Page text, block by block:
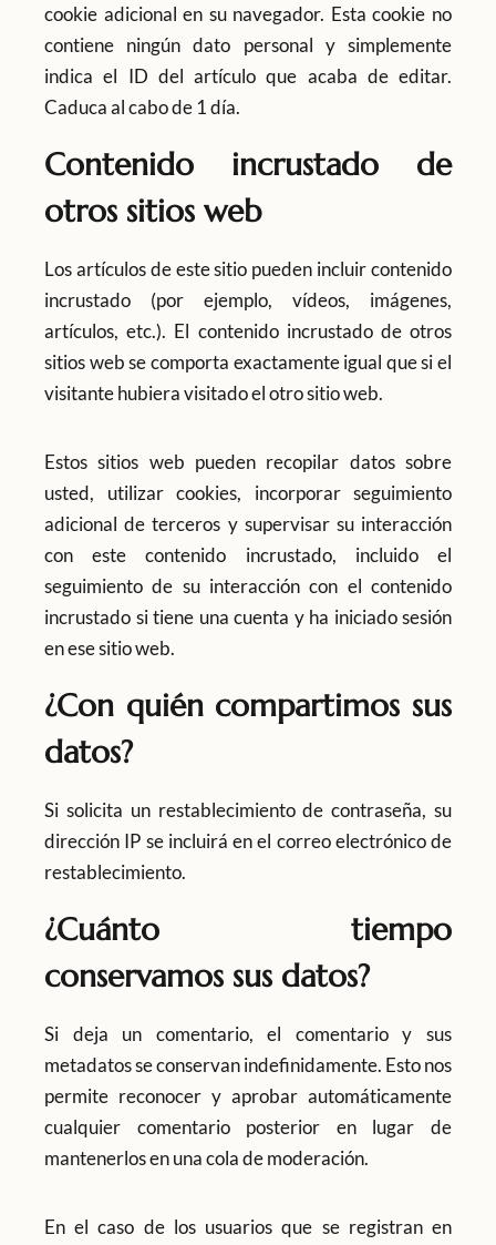
cookie adicional en su navegador. Esta cookie no
contiene ningún dato personal y simplemente
indica el ID del artículo que acaba de editar.
Caduca al cabo de 1 día.
Contenido incrustado de
otros sitios web
Los artículos de este sitio pueden incluir contenido
incrustado (por ejemplo, vídeos, imágenes,
artículos, etc.). El contenido incrustado de otros
sitios web se comporta exactamente igual que si el
visitante hubiera visitado el otro sitio web.
Estos sitios web pueden recopilar datos sobre
usted, utilizar cookies, incorporar seguimiento
adicional de terceros y supervisar su interacción
con este contenido incrustado, incluido el
seguimiento de su interacción con el contenido
incrustado si tiene una cuenta y ha iniciado sesión
en ese sitio web.
¿Con quién compartimos sus
datos?
Si solicita un restablecimiento de contraseña, su
dirección IP se incluirá en el correo electrónico de
restablecimiento.
¿Cuánto tiempo
conservamos sus datos?
Si deja un comentario, el comentario y sus
metadatos se conservan indefinidamente. Esto nos
permite reconocer y aprobar automáticamente
cualquier comentario posterior en lugar de
mantenerlos en una cola de moderación.
En el caso de los usuarios que se registran en